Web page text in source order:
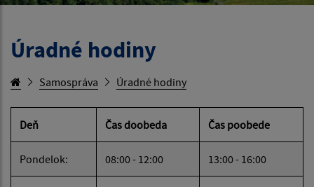
Úradné hodiny
Samospráva Úradné hodiny
Deň Čas doobeda Čas poobede
Pondelok: 08:00 - 12:00 13:00 - 16:00